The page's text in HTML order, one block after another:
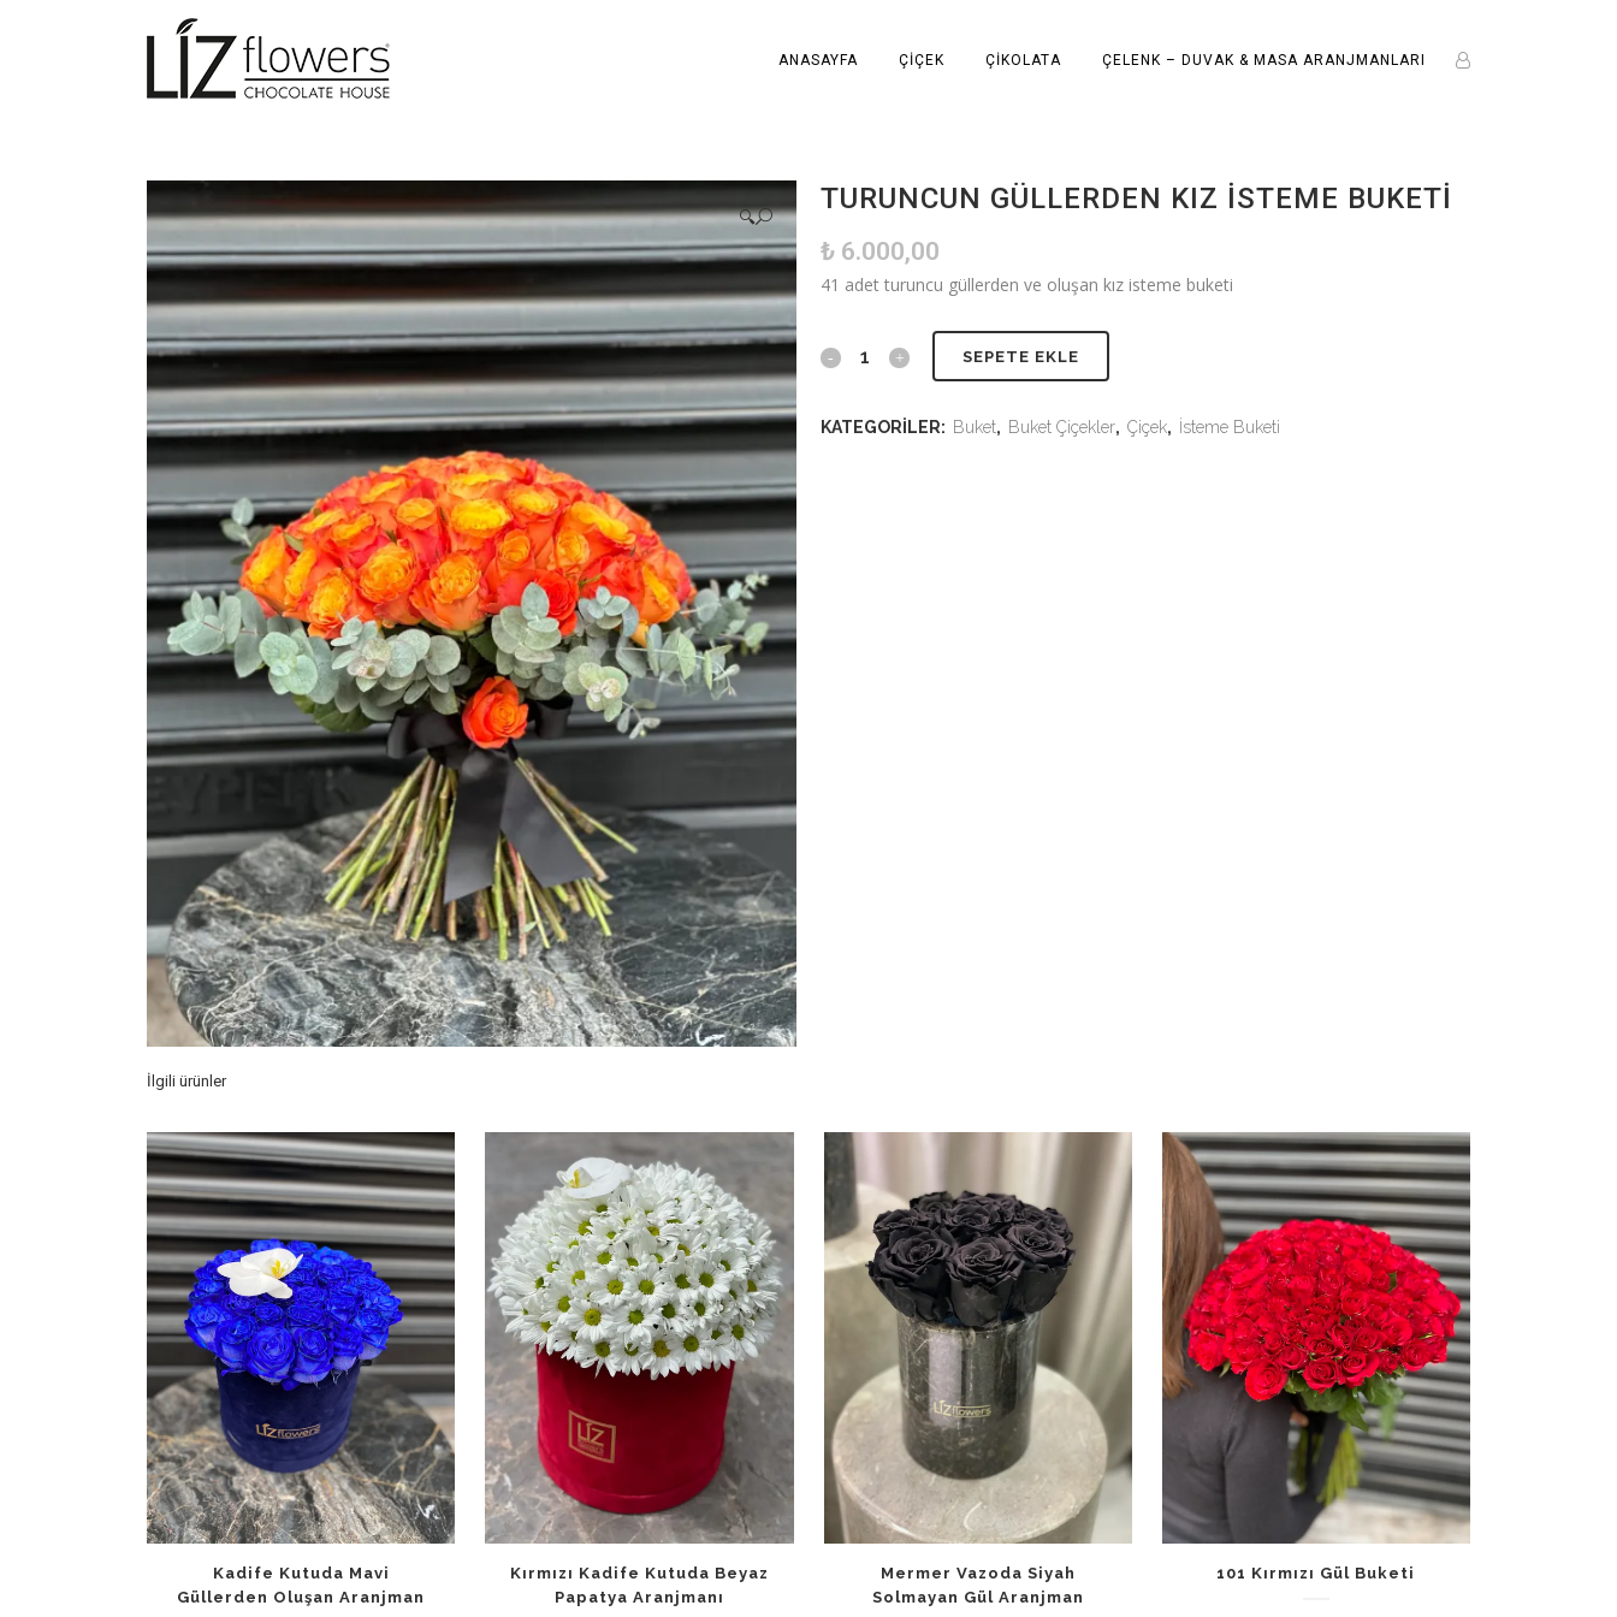
ANASAYFA ÇIÇEK ÇIKOLATA ÇELENK – DUVAK & MASA ARANJMANLARI
🔍
TURUNCUN GÜLLERDEN KIZ İSTEME BUKETI
₺ 6.000,00
41 adet turuncu güllerden ve oluşan kız isteme buketi
SEPETE EKLE
KATEGORILER: Buket, Buket Çiçekler, Çiçek, İsteme Buketi
İlgili ürünler
Kadife Kutuda Mavi
Güllerden Oluşan Aranjman
Kırmızı Kadife Kutuda Beyaz
Papatya Aranjmanı
Mermer Vazoda Siyah
Solmayan Gül Aranjman
101 Kırmızı Gül Buketi